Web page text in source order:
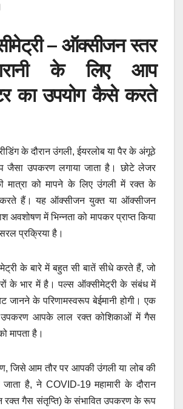
– ऑक्सीजन स्तर
के लिए आप
का उपयोग कैसे करते
के दौरान उंगली, ईयरलोब या पैर के अंगूठे
जैसा उपकरण लगाया जाता है। छोटे लेजर
मात्रा को मापने के लिए उंगली में रक्त के
करते हैं। यह ऑक्सीजन युक्त या ऑक्सीजन
अवशोषण में भिन्नता को मापकर प्राप्त किया
प्रक्रिया है।
के बारे में बहुत सी बातें सीधे करते हैं, जो
के भार में है। पल्स ऑक्सीमेट्री के संबंध में
जानने के परिणामस्वरूप बेईमानी होगी। एक
उपकरण आपके लाल रक्त कोशिकाओं में गैस
मापता है।
जिसे आम तौर पर आपकी उंगली या लोब की
है, ने COVID-19 महामारी के दौरान
रक्त गैस संतृप्ति) के संभावित उपकरण के रूप